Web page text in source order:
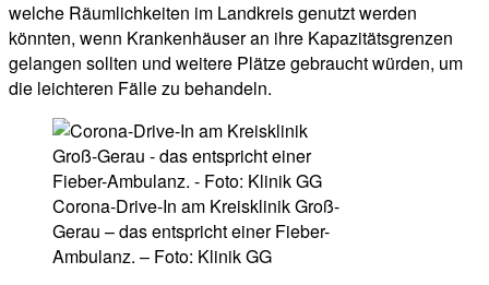
welche Räumlichkeiten im Landkreis genutzt werden
könnten, wenn Krankenhäuser an ihre Kapazitätsgrenzen
gelangen sollten und weitere Plätze gebraucht würden, um
die leichteren Fälle zu behandeln.
Corona-Drive-In am Kreisklinik Groß-
Gerau – das entspricht einer Fieber-
Ambulanz. – Foto: Klinik GG